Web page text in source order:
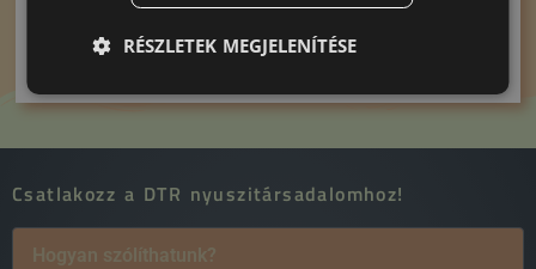
Kosárba teszem
Csatlakozz a DTR nyuszitársadalomhoz!
RÉSZLETEK MEGJELENÍTÉSE